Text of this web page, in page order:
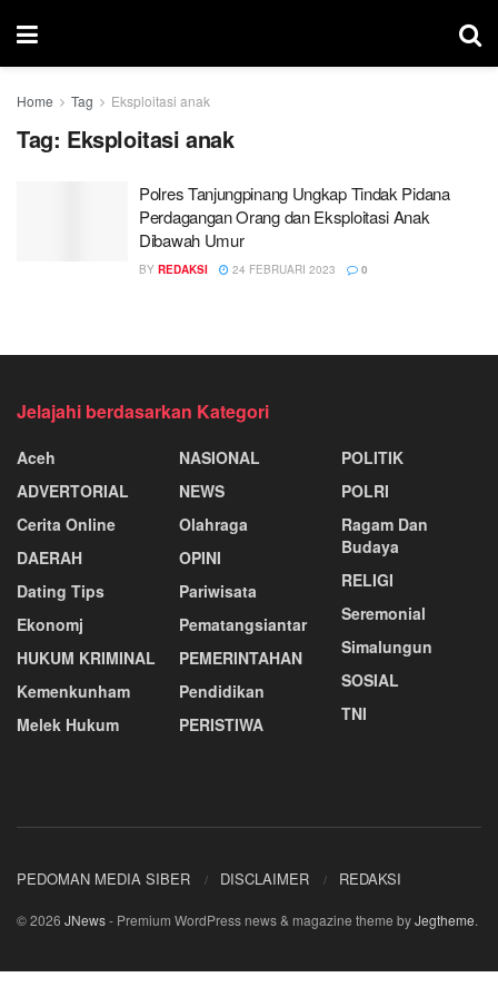
Home Tag Eksploitasi anak
Tag: Eksploitasi anak
Polres Tanjungpinang Ungkap Tindak Pidana
Perdagangan Orang dan Eksploitasi Anak
Dibawah Umur
BY REDAKSI 24 FEBRUARI 2023 0
Jelajahi berdasarkan Kategori
Aceh
ADVERTORIAL
Cerita Online
DAERAH
Dating Tips
Ekonomj
HUKUM KRIMINAL
Kemenkunham
Melek Hukum
NASIONAL
NEWS
Olahraga
OPINI
Pariwisata
Pematangsiantar
PEMERINTAHAN
Pendidikan
PERISTIWA
POLITIK
POLRI
Ragam Dan
Budaya
RELIGI
Seremonial
Simalungun
SOSIAL
TNI
PEDOMAN MEDIA SIBER DISCLAIMER REDAKSI
© 2026 JNews- Premium WordPress news & magazine theme byJegtheme.